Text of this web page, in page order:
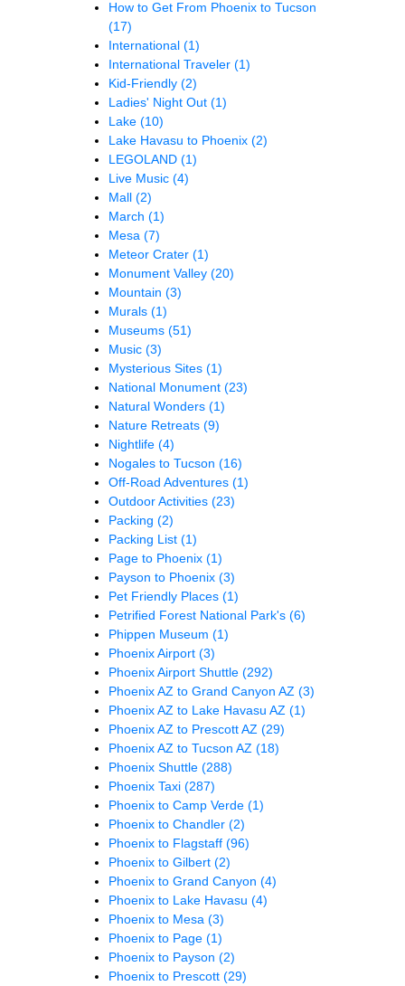
How to Get From Phoenix to Tucson
(17)
International (1)
International Traveler (1)
Kid-Friendly (2)
Ladies' Night Out (1)
Lake (10)
Lake Havasu to Phoenix (2)
LEGOLAND (1)
Live Music (4)
Mall (2)
March (1)
Mesa (7)
Meteor Crater (1)
Monument Valley (20)
Mountain (3)
Murals (1)
Museums (51)
Music (3)
Mysterious Sites (1)
National Monument (23)
Natural Wonders (1)
Nature Retreats (9)
Nightlife (4)
Nogales to Tucson (16)
Off-Road Adventures (1)
Outdoor Activities (23)
Packing (2)
Packing List (1)
Page to Phoenix (1)
Payson to Phoenix (3)
Pet Friendly Places (1)
Petrified Forest National Park's (6)
Phippen Museum (1)
Phoenix Airport (3)
Phoenix Airport Shuttle (292)
Phoenix AZ to Grand Canyon AZ (3)
Phoenix AZ to Lake Havasu AZ (1)
Phoenix AZ to Prescott AZ (29)
Phoenix AZ to Tucson AZ (18)
Phoenix Shuttle (288)
Phoenix Taxi (287)
Phoenix to Camp Verde (1)
Phoenix to Chandler (2)
Phoenix to Flagstaff (96)
Phoenix to Gilbert (2)
Phoenix to Grand Canyon (4)
Phoenix to Lake Havasu (4)
Phoenix to Mesa (3)
Phoenix to Page (1)
Phoenix to Payson (2)
Phoenix to Prescott (29)